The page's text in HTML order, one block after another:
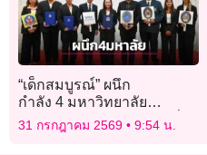
“เด็กสมบูรณ์” ผนึก
กำลัง 4 มหาวิทยาลัย
ลง MOU หนุนผลิตภัณฑ์เพื่อ
การศึกษา
31 กรกฎาคม 2569 9:54 น.